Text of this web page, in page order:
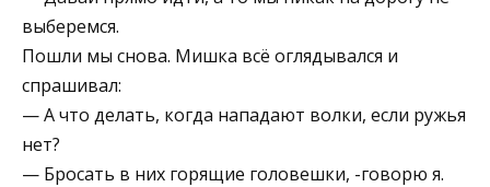
выберемся.
Пошли мы снова. Мишка всё оглядывался и
спрашивал:
— А что делать, когда нападают волки, если ружья
нет?
— Бросать в них горящие головешки, -говорю я.